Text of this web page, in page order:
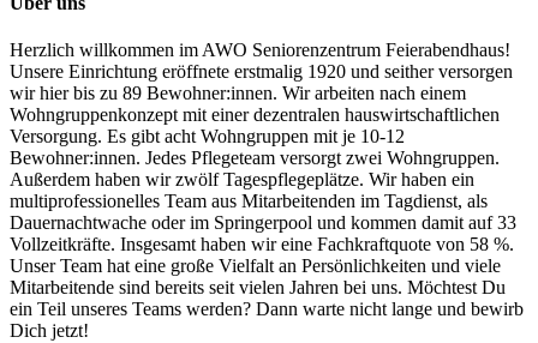
Herzlich willkommen im AWO Seniorenzentrum Feierabendhaus!
Unsere Einrichtung eröffnete erstmalig 1920 und seither versorgen
wir hier bis zu 89 Bewohner:innen. Wir arbeiten nach einem
Wohngruppenkonzept mit einer dezentralen hauswirtschaftlichen
Versorgung. Es gibt acht Wohngruppen mit je 10-12
Bewohner:innen. Jedes Pflegeteam versorgt zwei Wohngruppen.
Außerdem haben wir zwölf Tagespflegeplätze. Wir haben ein
multiprofessionelles Team aus Mitarbeitenden im Tagdienst, als
Dauernachtwache oder im Springerpool und kommen damit auf 33
Vollzeitkräfte. Insgesamt haben wir eine Fachkraftquote von 58 %.
Unser Team hat eine große Vielfalt an Persönlichkeiten und viele
Mitarbeitende sind bereits seit vielen Jahren bei uns. Möchtest Du
ein Teil unseres Teams werden? Dann warte nicht lange und bewirb
Dich jetzt!